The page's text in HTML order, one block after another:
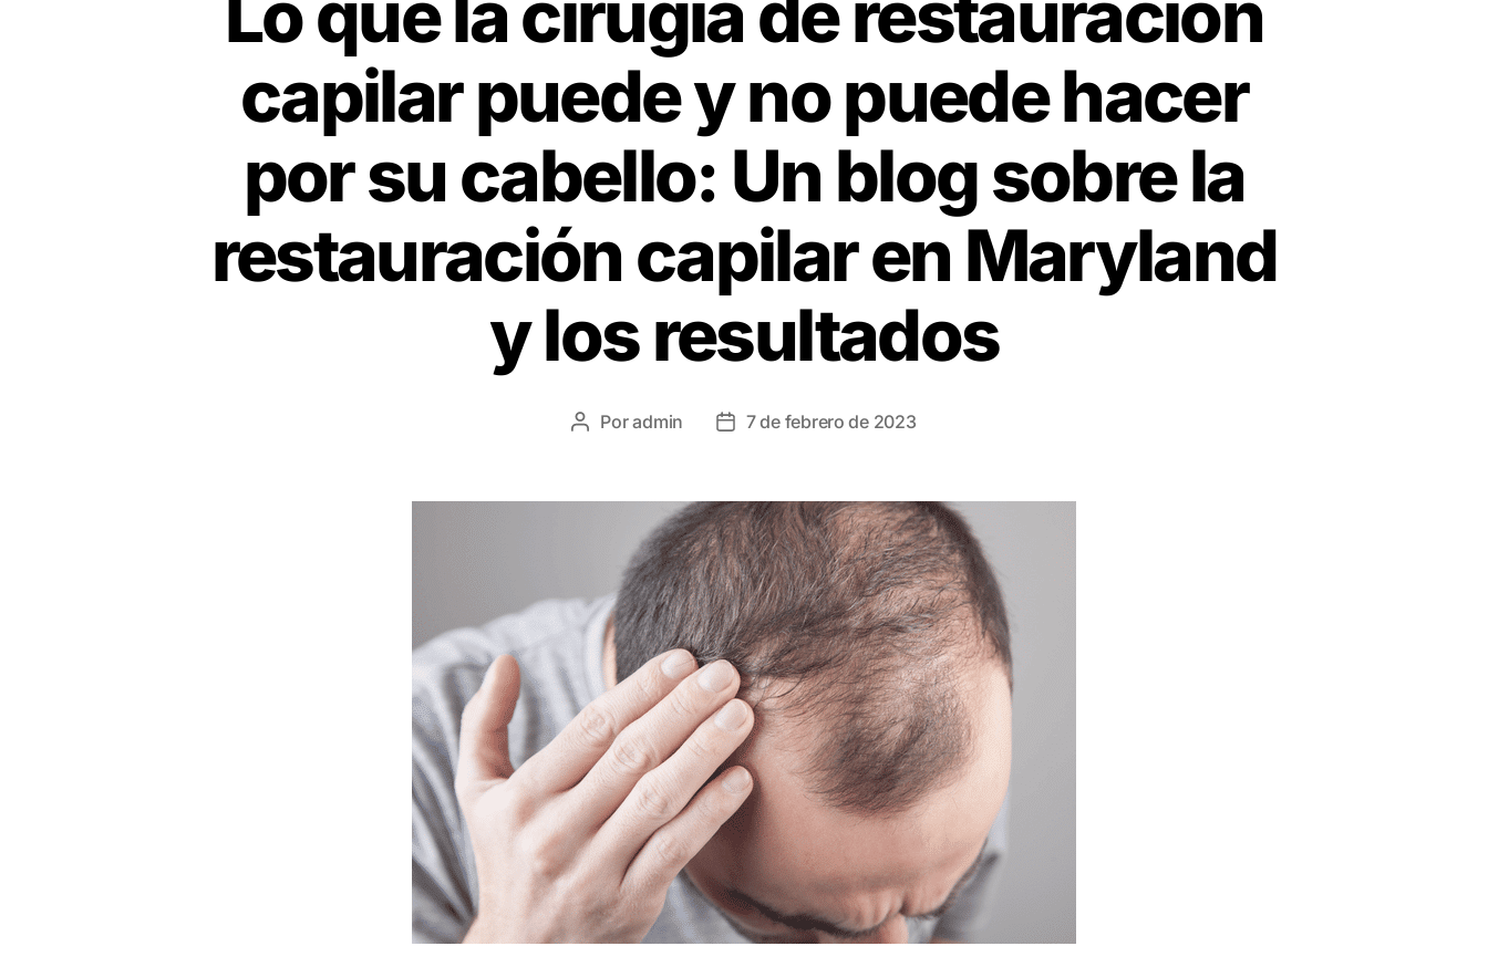
capilar puede y no puede hacer
por su cabello: Un blog sobre la
restauración capilar en Maryland
y los resultados
Poradmin 7 de febrero de 2023